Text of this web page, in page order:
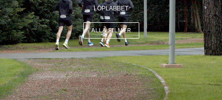
LÖPLABBET
ALLA FILMER